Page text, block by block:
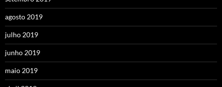
agosto 2019
julho 2019
junho 2019
maio 2019